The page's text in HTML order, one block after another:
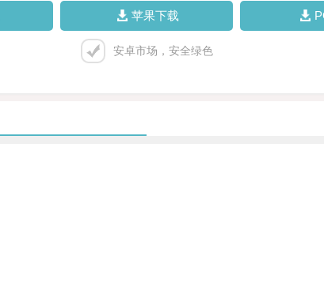
苹果下载
安卓市场，安全绿色